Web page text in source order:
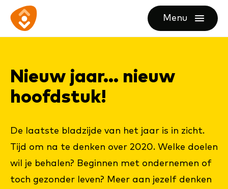
direct
content
direct
footer
Ga
naar
Menu
openen
Nieuw jaar... nieuw
hoofd­stuk!
De laatste bladzijde van het jaar is in zicht.
Tijd om na te denken over 2020. Welke doelen
wil je behalen? Beginnen met ondernemen of
toch gezonder leven? Meer aan jezelf denken